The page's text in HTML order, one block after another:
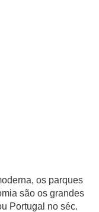
os parques
são os grandes
Portugal no séc.